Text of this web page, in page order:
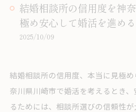
結婚相談所の信用度を神
極め安心して婚活を進め
2025/10/09
結婚相談所の信用度、本当に見極
奈川県川崎市で婚活を考えるとき
るためには、相談所選びの信頼性